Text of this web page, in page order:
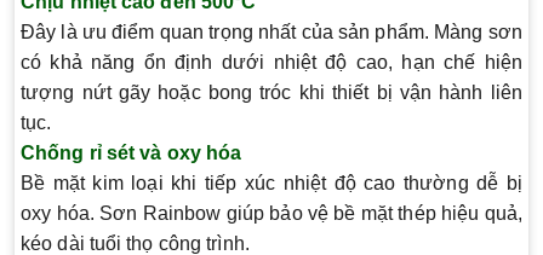
Đây là ưu điểm quan trọng nhất của sản phẩm. Màng sơn
có khả năng ổn định dưới nhiệt độ cao, hạn chế hiện
tượng nứt gãy hoặc bong tróc khi thiết bị vận hành liên
tục.
Chống rỉ sét và oxy hóa
Bề mặt kim loại khi tiếp xúc nhiệt độ cao thường dễ bị
oxy hóa. Sơn Rainbow giúp bảo vệ bề mặt thép hiệu quả,
kéo dài tuổi thọ công trình.